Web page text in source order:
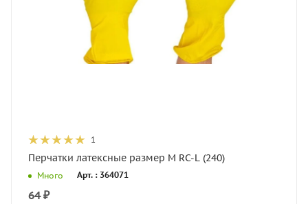
1
Перчатки латексные размер M RC-L (240)
Много Арт. : 364071
64₽